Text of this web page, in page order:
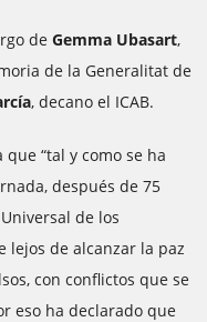
de Gemma Ubasart,
de la Generalitat de
, decano el ICAB.
“tal y como se ha
después de 75
de los
lejos de alcanzar la paz
con conflictos que se
eso ha declarado que